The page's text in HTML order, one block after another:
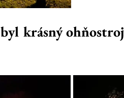
byl krásný ohňostroj